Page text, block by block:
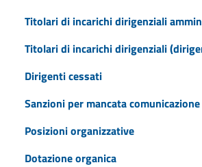
Titolari di incarichi dirigenziali
Titolari di incarichi dirigenziali
Dirigenti cessati
Sanzioni per mancata
Posizioni organizzative
Dotazione organica